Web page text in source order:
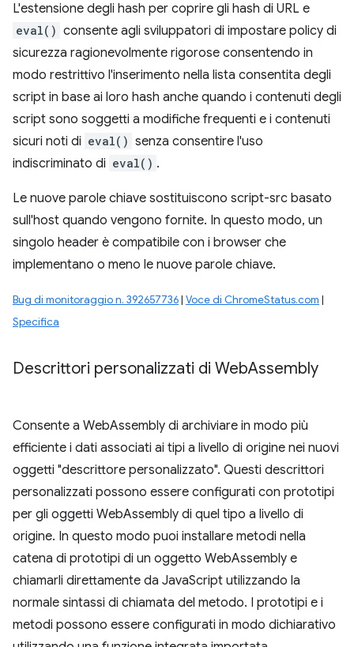
L'estensione degli hash per coprire gli hash di URL e
eval() consente agli sviluppatori di impostare policy di
sicurezza ragionevolmente rigorose consentendo in
modo restrittivo l'inserimento nella lista consentita degli
script in base ai loro hash anche quando i contenuti degli
script sono soggetti a modifiche frequenti e i contenuti
sicuri noti di eval() senza consentire l'uso
indiscriminato di eval() .
Le nuove parole chiave sostituiscono script-src basato
sull'host quando vengono fornite. In questo modo, un
singolo header è compatibile con i browser che
implementano o meno le nuove parole chiave.
Bug di monitoraggio n. 392657736| Voce di ChromeStatus.com |
Specifica
Descrittori personalizzati di WebAssembly
Consente a WebAssembly di archiviare in modo più
efficiente i dati associati ai tipi a livello di origine nei nuovi
oggetti "descrittore personalizzato". Questi descrittori
personalizzati possono essere configurati con prototipi
per gli oggetti WebAssembly di quel tipo a livello di
origine. In questo modo puoi installare metodi nella
catena di prototipi di un oggetto WebAssembly e
chiamarli direttamente da JavaScript utilizzando la
normale sintassi di chiamata del metodo. I prototipi e i
metodi possono essere configurati in modo dichiarativo